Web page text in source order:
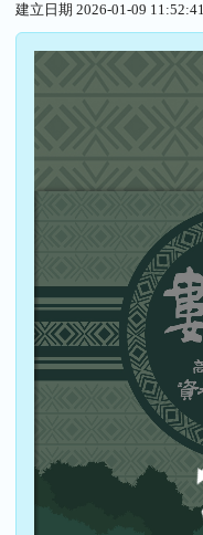
建立日期 2026-01-09 11:52:41